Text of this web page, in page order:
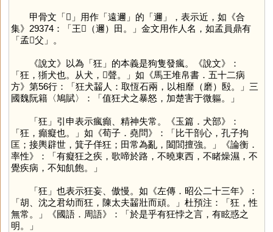
甲骨文「𤝵 」用作「遠邇」的「邇 」，表示近，如《合
集》29374：「王𤝵（邇）田。」金文用作人名，如孟員鼎有
「孟𤝵父」。
《說文》以為「狂 」的本義是狗隻發瘋。《說文》：
「狂，狾犬也。从犬，𡉚聲。」如《馬王堆帛書．五十二病
方》第56行：「狂犬齧人：取恆石兩，以相靡（磨）殹。」三
國魏阮籍〈鳩賦〉：「值狂犬之暴怒，加楚害于微軀。」
「狂 」引申表示瘋癲、精神失常。《玉篇．犬部》：
「狂，癲癡也。」如《荀子．堯問》：「比干剖心，孔子拘
匡；接輿辟世，箕子佯狂；田常為亂，闔閭擅強。」《論衡．
率性》：「有癡狂之疾，歌啼於路，不曉東西，不睹燥濕，不
覺疾病，不知飢飽。」
「狂 」也表示狂妄、傲慢。如《左傳．昭公二十三年》：
「胡、沈之君幼而狂，陳太夫齧壯而頑。」杜預注：「狂，性
無常。」《國語．周語》：「於是乎有狂悖之言，有眩惑之
明。」